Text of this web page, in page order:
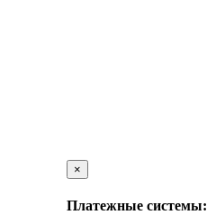
×
Платежные системы: